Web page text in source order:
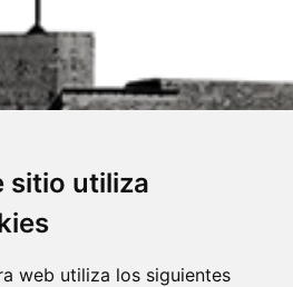
sitio utiliza
web utiliza los siguientes